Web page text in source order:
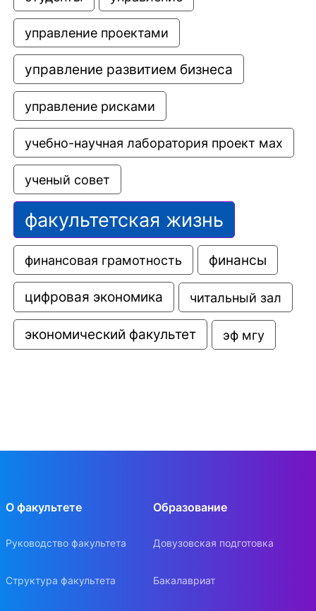
управление проектами
управление развитием бизнеса
управление рисками
учебно-научная лаборатория проект мах
ученый совет
факультетская жизнь
финансовая грамотность финансы
цифровая экономика читальный зал
экономический факультет эф мгу
О факультете
Руководство факультета
Структура факультета
Образование
Довузовская подготовка
Бакалавриат